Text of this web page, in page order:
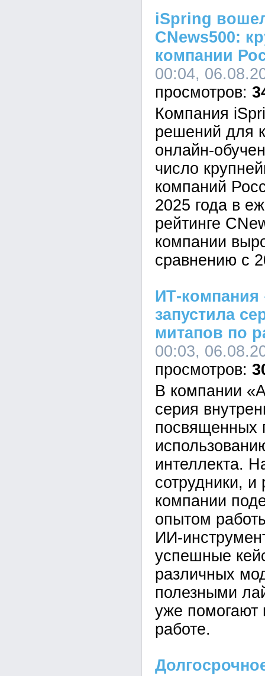
iSpring
CNews500:
компании
00:04,
Компания
решений для
онлайн-
число
компаний
2025 года в
рейтинге
компании
сравнению с
ИТ-компания
запустила
митапов по
00:03,
В компании
серия
посвященных
интеллекта.
сотрудники, и
компании
опытом
ИИ-
успешные
различных
полезными
уже помогают
работе.